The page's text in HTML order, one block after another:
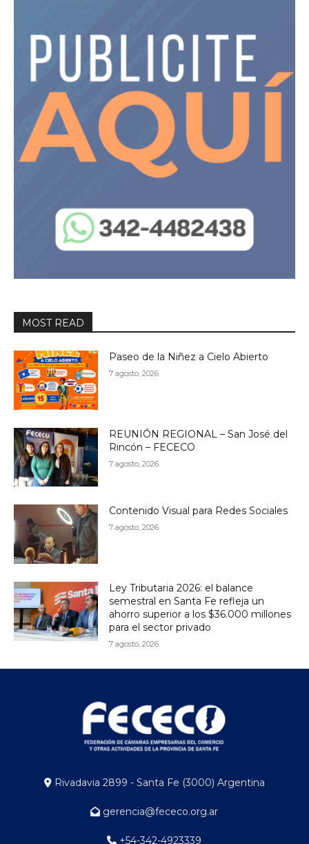
MOST READ
Paseo de la Niñez a Cielo Abierto
7 agosto, 2026
REUNIÓN REGIONAL – San José del
Rincón – FECECO
7 agosto, 2026
Contenido Visual para Redes Sociales
7 agosto, 2026
Ley Tributaria 2026: el balance
semestral en Santa Fe refleja un
ahorro superior a los $36.000 millones
para el sector privado
7 agosto, 2026
Rivadavia 2899 - Santa Fe (3000) Argentina
gerencia@fececo.org.ar
+54-342-4923339